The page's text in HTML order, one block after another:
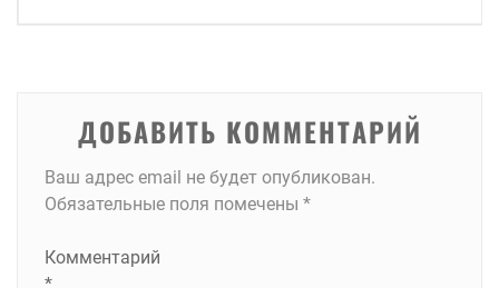
ДОБАВИТЬ КОММЕНТАРИЙ
Ваш адрес email не будет опубликован.
Обязательные поля помечены *
Комментарий